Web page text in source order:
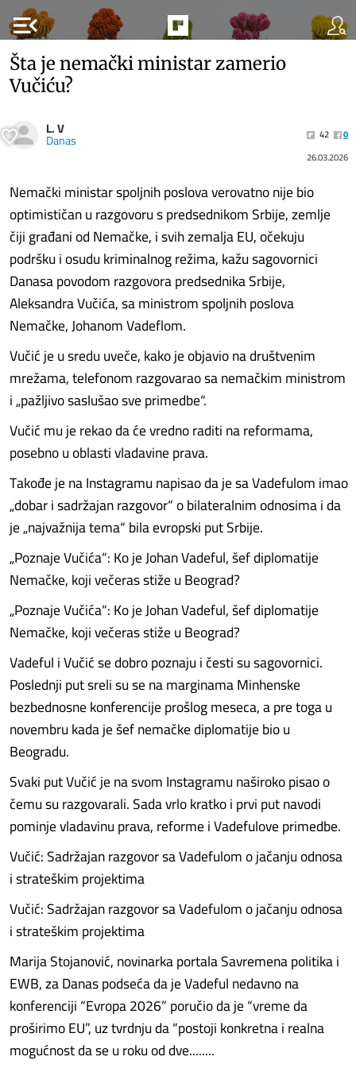
menu_open
Šta je nemački ministar zamerio
Vučiću?
L. V
Danas 42
0
26.03.2026
Nemački ministar spoljnih poslova verovatno nije bio
optimističan u razgovoru s predsednikom Srbije, zemlje
čiji građani od Nemačke, i svih zemalja EU, očekuju
podršku i osudu kriminalnog režima, kažu sagovornici
Danasa povodom razgovora predsednika Srbije,
Aleksandra Vučića, sa ministrom spoljnih poslova
Nemačke, Johanom Vadeflom.
Vučić je u sredu uveče, kako je objavio na društvenim
mrežama, telefonom razgovarao sa nemačkim ministrom
i „pažljivo saslušao sve primedbe“.
Vučić mu je rekao da će vredno raditi na reformama,
posebno u oblasti vladavine prava.
Takođe je na Instagramu napisao da je sa Vadefulom imao
„dobar i sadržajan razgovor“ o bilateralnim odnosima i da
je „najvažnija tema“ bila evropski put Srbije.
„Poznaje Vučića“: Ko je Johan Vadeful, šef diplomatije
Nemačke, koji večeras stiže u Beograd?
„Poznaje Vučića“: Ko je Johan Vadeful, šef diplomatije
Nemačke, koji večeras stiže u Beograd?
Vadeful i Vučić se dobro poznaju i česti su sagovornici.
Poslednji put sreli su se na marginama Minhenske
bezbednosne konferencije prošlog meseca, a pre toga u
novembru kada je šef nemačke diplomatije bio u
Beogradu.
Svaki put Vučić je na svom Instagramu naširoko pisao o
čemu su razgovarali. Sada vrlo kratko i prvi put navodi
pominje vladavinu prava, reforme i Vadefulove primedbe.
Vučić: Sadržajan razgovor sa Vadefulom o jačanju odnosa
i strateškim projektima
Vučić: Sadržajan razgovor sa Vadefulom o jačanju odnosa
i strateškim projektima
Marija Stojanović, novinarka portala Savremena politika i
EWB, za Danas podseća da je Vadeful nedavno na
konferenciji “Evropa 2026” poručio da je “vreme da
proširimo EU”, uz tvrdnju da “postoji konkretna i realna
mogućnost da se u roku od dve........